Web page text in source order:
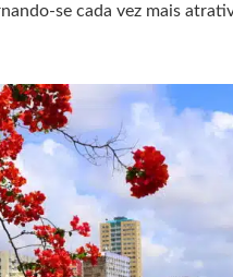
se cada vez mais